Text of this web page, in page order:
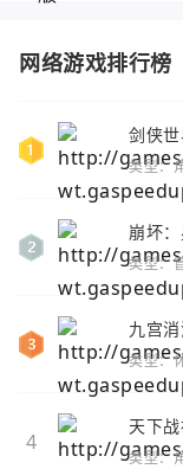
网络游戏排行榜
剑侠
类型：
崩坏
类型：
九宫
类型：
4
天下
类型：